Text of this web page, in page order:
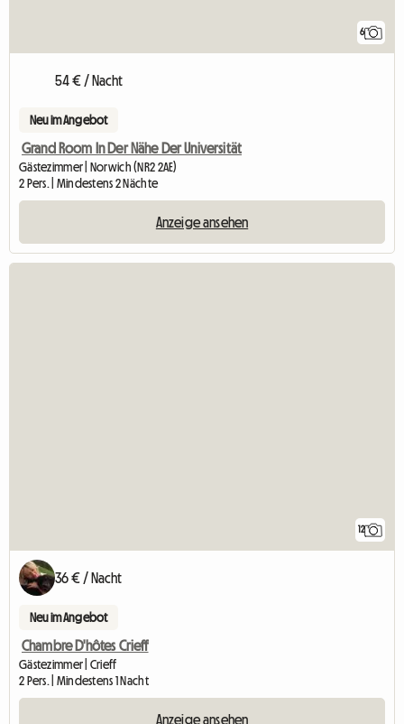
6
54 € / Nacht
Neu im Angebot
Grand Room In Der Nähe Der Universität
Gästezimmer | Norwich (NR2 2AE)
2 Pers. | Mindestens 2 Nächte
Anzeige ansehen
12
36 € / Nacht
Neu im Angebot
Chambre D'hôtes Crieff
Gästezimmer | Crieff
2 Pers. | Mindestens 1 Nacht
Anzeige ansehen